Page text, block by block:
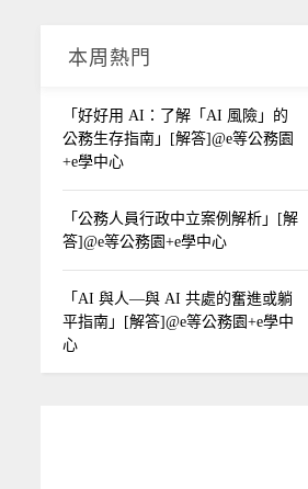
本周熱門
「好好用 AI：了解「AI 風險」的
公務生存指南」[解答]@e等公務園
+e學中心
「公務人員行政中立案例解析」[解
答]@e等公務園+e學中心
「AI 與人—與 AI 共處的奮進或躺
平指南」[解答]@e等公務園+e學中
心